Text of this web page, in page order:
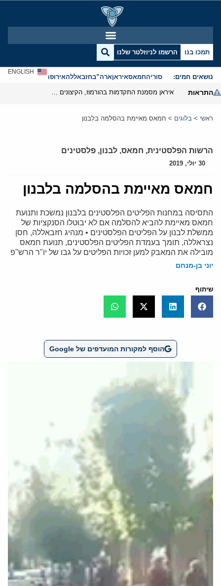
תמכו בנו הרשמו לניוזלטר שלנו
נושאים חמים: סוריהחמאסאיראןארה”בחזבאללהאירופהאנטישמיות
ENGLISH
התראות
ראשי > בלוגים > חמאס מאיימת בהסלמה בלבנון
הרשות הפלסטינית, חמאס, לבנון, פלסטינים
30 יולי, 2019
חמאס מאיימת בהסלמה בלבנון
התסיסה במחנות הפליטים הפלסטינים בלבנון נמשכת ותנועת
חמאס מאיימת להביא להסלמה אם לא יבוטלו הסנקציות של
ממשלת לבנון על הפליטים הפלסטינים • מנהיג חזבאללה, חסן
נצראללה, תומך בעמדת הפליטים הפלסטינים, תנועת חמאס
מובילה את המאבק למען זכויות הפליטים על גבו של יו"ר הרש"פ
יוני בן-מנחם
שיתוף
הוסף למקורות המועדפים של Google